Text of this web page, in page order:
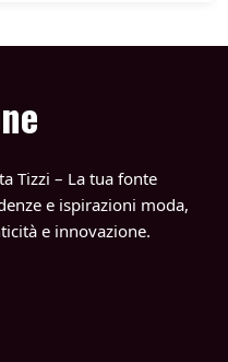
Tizzi – La tua fonte
e ispirazioni moda,
e innovazione.